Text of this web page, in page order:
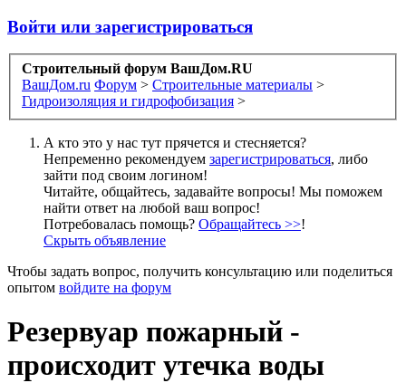
Войти или зарегистрироваться
Строительный форум ВашДом.RU
ВашДом.ru Форум > Строительные материалы >
Гидроизоляция и гидрофобизация >
А кто это у нас тут прячется и стесняется?
Непременно рекомендуем зарегистрироваться, либо
зайти под своим логином!
Читайте, общайтесь, задавайте вопросы! Мы поможем
найти ответ на любой ваш вопрос!
Потребовалась помощь? Обращайтесь >>!
Скрыть объявление
Чтобы задать вопрос, получить консультацию или поделиться
опытом войдите на форум
Резервуар пожарный -
происходит утечка воды